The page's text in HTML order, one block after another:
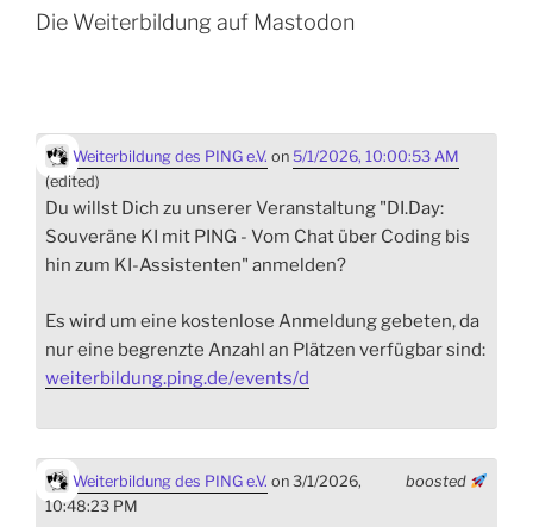
Die Weiterbildung auf Mastodon
Weiterbildung des PING e.V. on 5/1/2026, 10:00:53 AM
(edited)
Du willst Dich zu unserer Veranstaltung "DI.Day:
Souveräne KI mit PING - Vom Chat über Coding bis
hin zum KI-Assistenten" anmelden?
Es wird um eine kostenlose Anmeldung gebeten, da
nur eine begrenzte Anzahl an Plätzen verfügbar sind:
weiterbildung.ping.de/events/d
boosted
Weiterbildung des PING e.V. on 3/1/2026,
10:48:23 PM